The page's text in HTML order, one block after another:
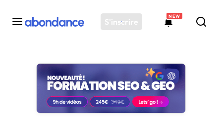
S'inscrire
NEW
Toutes les actus
Actus SEO
Plateforme